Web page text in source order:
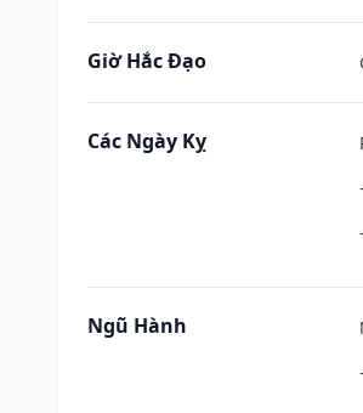
Giờ Hắc Đạo
Các Ngày Kỵ
-
-
Ngũ Hành